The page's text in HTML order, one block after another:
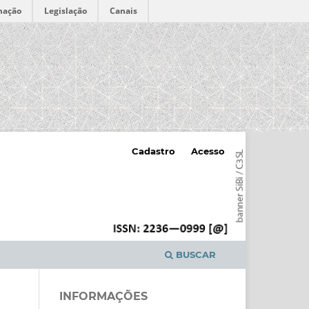
Legislação Canais
BUSCAR
Cadastro Acesso
INFORMAÇÕES